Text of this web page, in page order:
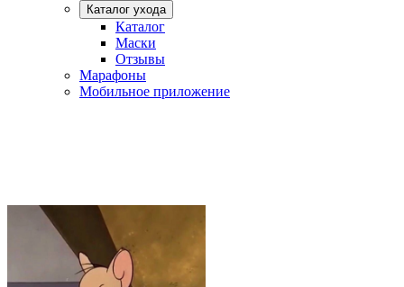
Каталог ухода
Каталог
Маски
Отзывы
Марафоны
Мобильное приложение